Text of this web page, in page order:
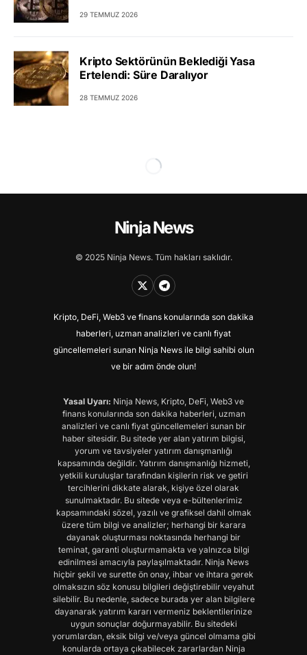
29 TEMMUZ 2026
Kripto Sektörünün Beklediği Yasa
Ertelendi: Süre Daralıyor
28 TEMMUZ 2026
Ninja News
© 2025 Ninja News. Tüm hakları saklıdır.
Kripto, DeFi, Web3 ve finans konularında son dakika
haberleri, uzman analizleri ve canlı fiyat
güncellemeleri sunan Ninja News ile bilgi sahibi olun
ve bir adım önde olun!
Yasal Uyarı: Ninja News, Kripto, DeFi, Web3 ve
finans konularında son dakika haberleri, uzman
analizleri ve canlı fiyat güncellemeleri sunan bir
haber sitesidir. Bu sitede yer alan yatırım bilgisi,
yorum ve tavsiyeler yatırım danışmanlığı
kapsamında değildir. Yatırım danışmanlığı hizmeti,
yetkili kuruluşlar tarafından kişilerin risk ve getiri
tercihlerini dikkate alarak, kişiye özel olarak
sunulmaktadır. Bu sitede veya e-bültenlerimiz
kapsamındaki sözel, yazılı ve grafiksel dahil olmak
üzere tüm bilgi ve analizler; herhangi bir karara
dayanak oluşturması noktasında herhangi bir
teminat, garanti oluşturmamakta ve yalnızca bilgi
edinilmesi amacıyla paylaşılmaktadır. Ninja News
hiçbir şekil ve surette ön onay, ihbar ve ihtara gerek
olmaksızın söz konusu bilgileri değiştirebilir veyahut
silebilir. Bu nedenle, sadece burada yer alan bilgilere
dayanarak yatırım kararı vermeniz beklentilerinize
uygun sonuçlar doğurmayabilir. Bu sitedeki
yorumlardan, eksik bilgi ve/veya güncel olmama gibi
konularda ortaya çıkabilecek zararlardan Ninja